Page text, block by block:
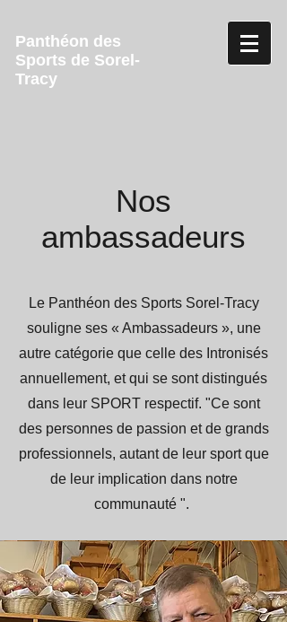
Panthéon des
Sports de Sorel-
Tracy
Nos
ambassadeurs
Le Panthéon des Sports Sorel-Tracy
souligne ses « Ambassadeurs », une
autre catégorie que celle des Intronisés
annuellement, et qui se sont distingués
dans leur SPORT respectif. "Ce sont
des personnes de passion et de grands
professionnels, autant de leur sport que
de leur implication dans notre
communauté ".